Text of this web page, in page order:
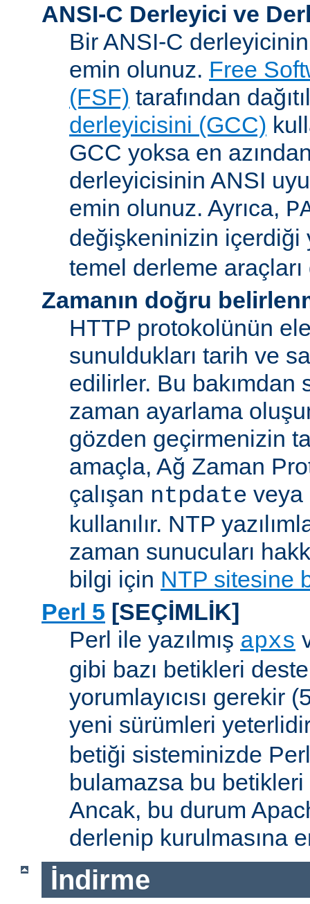
ANSI-C Derleyici ve
Bir ANSI-C
emin olunuz. Free
(FSF) tarafından
derleyicisini (GCC)
GCC yoksa en azından
derleyicisinin ANSI
emin olunuz. Ayrıca,
değişkeninizin
temel derleme araçları
Zamanın doğru
HTTP protokolünün
sunuldukları tarih ve
edilirler. Bu bakımdan
zaman ayarlama
gözden geçirmenizin
amaçla, Ağ Zaman
çalışan ntpdate veya
kullanılır. NTP
zaman sunucuları
bilgi için NTP sitesine
Perl 5 [SEÇİMLİK]
Perl ile yazılmış apxs
gibi bazı betikleri
yorumlayıcısı gerekir
yeni sürümleri
betiği sisteminizde Perl
bulamazsa bu betikleri
Ancak, bu durum
derlenip kurulmasına
İndirme